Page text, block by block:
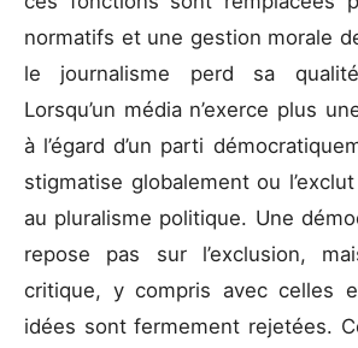
normatifs et une gestion morale
le journalisme perd sa qualité
Lorsqu’un média n’exerce plus
à l’égard d’un parti
stigmatise globalement ou
au pluralisme politique. Une
repose pas sur l’exclusion,
critique, y compris avec celles
idées sont fermement rejetées.